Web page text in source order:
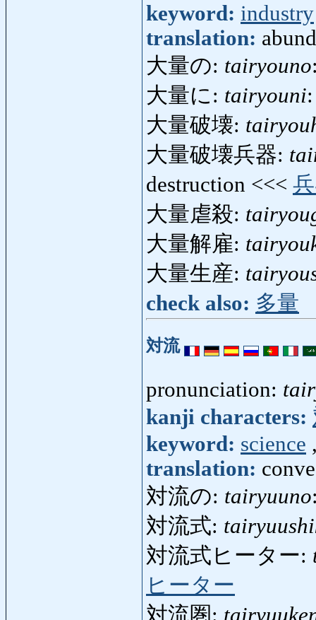
keyword: industry
translation:
大量の: tairyouno
大量に: tairyouni
大量破壊:
大量破壊兵器:
destruction <<<
大量虐殺:
大量解雇:
大量生産:
check also: 多量
対流
pronunciation:
kanji characters:
keyword: science
translation:
対流の: tairyuuno
対流式:
対流式ヒーター:
ヒーター
対流圏: